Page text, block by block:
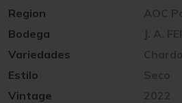
Vintage 2022
Region AOC
Bodega J. A.
Variedades
Estilo Seco